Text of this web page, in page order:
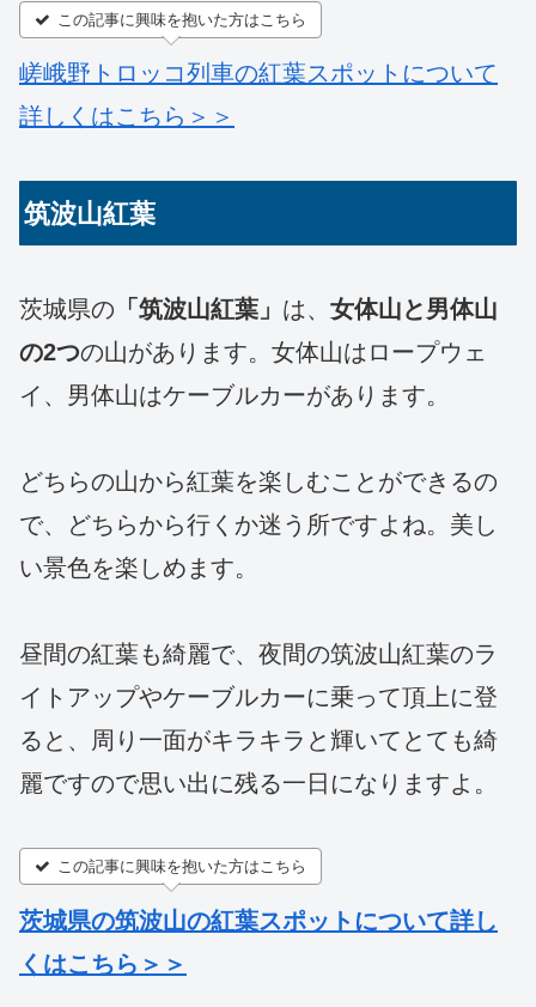
この記事に興味を抱いた方はこちら
嵯峨野トロッコ列車の紅葉スポットについて
詳しくはこちら＞＞
筑波山紅葉
茨城県の 「筑波山紅葉」 は、 女体山と男体山
の2つの山があります。女体山はロープウェ
イ、男体山はケーブルカーがあります。
どちらの山から紅葉を楽しむことができるの
で、どちらから行くか迷う所ですよね。美し
い景色を楽しめます。
昼間の紅葉も綺麗で、夜間の筑波山紅葉のラ
イトアップやケーブルカーに乗って頂上に登
ると、周り一面がキラキラと輝いてとても綺
麗ですので思い出に残る一日になりますよ。
この記事に興味を抱いた方はこちら
茨城県の筑波山の紅葉スポットについて詳し
くはこちら＞＞